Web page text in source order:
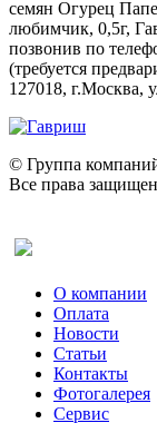
семян Огурец
любимчик, 0,5г,
позвонив по
(требуется
127018, г.Москва,
© Группа
Все права
О компании
Оплата
Новости
Статьи
Контакты
Фотогалерея​
Сервис